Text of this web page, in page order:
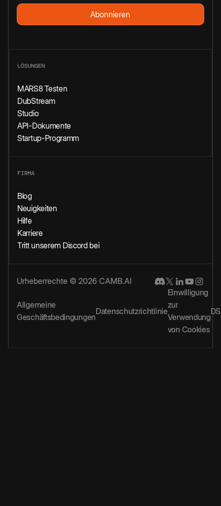
LÖSUNGEN
MARS8 Testen
DubStream
Studio
API-Dokumente
Startup-Programm
FIRMA
Blog
Neuigkeiten
Hilfe
Karriere
Tritt unserem Discord bei
Urheberrechte © 2026 CAMB.AI
Allgemeine
Geschäftsbedingungen
Datenschutzrichtlinie
Einwilligung
zur
Verwendung
von Cookies